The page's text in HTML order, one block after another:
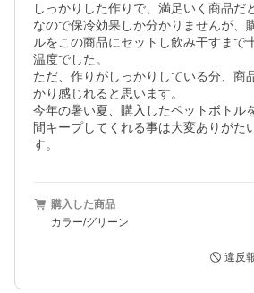
しっかりした作りで、満足いく商品だ
なので保冷効果しか分かりませんが、
ルをこの商品にセットし飲み干すまで
温度でした。
ただ、作りがしっかりしている分、商
かり感じれると思います。
今年の暑い夏、購入したペットボトル
間キープしてくれる事は大変ありがた
す。
購入した商品
カラー/グリーン
違反